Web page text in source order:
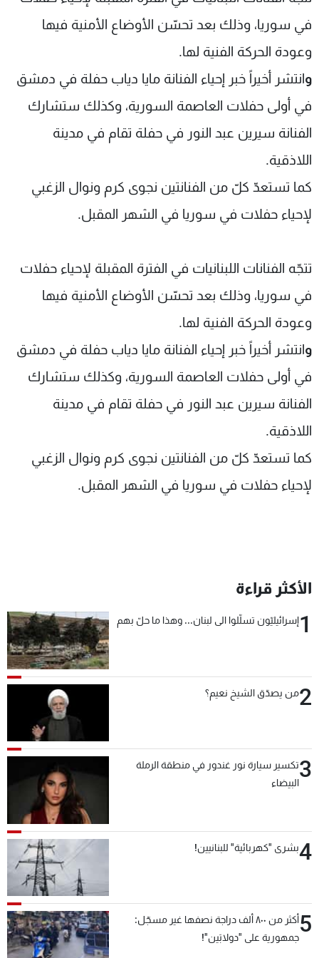
في سوريا، وذلك بعد تحسّن الأوضاع الأمنية فيها
وعودة الحركة الفنية لها.
وانتشر أخيراً خبر إحياء الفنانة مايا دياب حفلة في دمشق
في أولى حفلات العاصمة السورية، وكذلك ستشارك
الفنانة سيرين عبد النور في حفلة تقام في مدينة
اللاذقية.
كما تستعدّ كلّ من الفنانتين نجوى كرم ونوال الزغبي
لإحياء حفلات في سوريا في الشهر المقبل.
تتجّه الفنانات اللبنانيات في الفترة المقبلة لإحياء حفلات
في سوريا، وذلك بعد تحسّن الأوضاع الأمنية فيها
وعودة الحركة الفنية لها.
وانتشر أخيراً خبر إحياء الفنانة مايا دياب حفلة في دمشق
في أولى حفلات العاصمة السورية، وكذلك ستشارك
الفنانة سيرين عبد النور في حفلة تقام في مدينة
اللاذقية.
كما تستعدّ كلّ من الفنانتين نجوى كرم ونوال الزغبي
لإحياء حفلات في سوريا في الشهر المقبل.
الأكثر قراءة
1إسرائيليّون تسلّلوا الى لبنان... وهذا ما حلّ بهم
2من يصدّق الشيخ نعيم؟
3تكسير سيارة نور غندور في منطقة الرملة
البيضاء
4بشرى "كهربائية" للبنانيين!
5
أكثر من ٨٠٠ ألف دراجة نصفها غير مسجّل:
جمهورية على "دولابَين"!
شاهد البرامج
الترددات
عن MTV
الإنـتـاج
لاعلاناتكم
وظائف
شروط الإسـتخدام
سياسة الخصوصية